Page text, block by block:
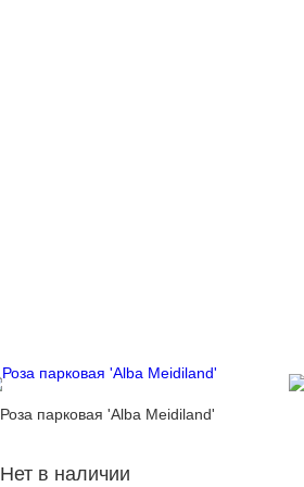
Роза парковая 'Alba Meidiland'
Нет в наличии